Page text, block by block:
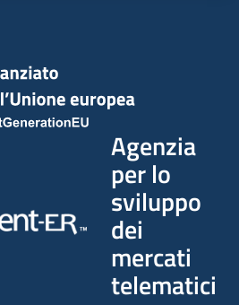
Agenzia
per lo
sviluppo
dei
mercati
telematici